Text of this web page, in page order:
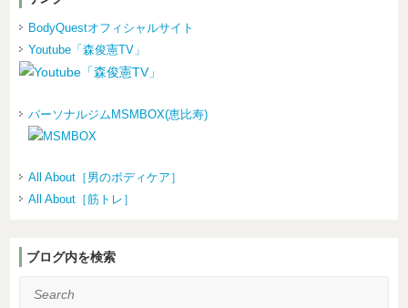
BodyQuestオフィシャルサイト
Youtube「森俊憲TV」
パーソナルジムMSMBOX(恵比寿)
All About［男のボディケア］
All About［筋トレ］
ブログ内を検索
Search